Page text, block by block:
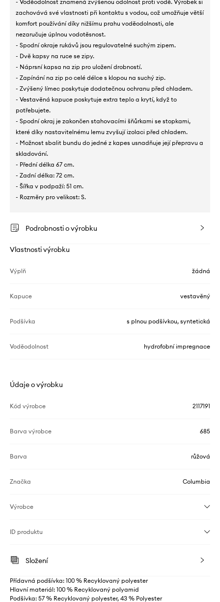
- Voděodolnost znamená zvýšenou odolnost proti vodě. Výrobek si
zachovává své vlastnosti při kontaktu s vodou, což umožňuje větší
komfort používání díky nižšímu prahu voděodolnosti, ale
nezaručuje úplnou vodotěsnost.
- Spodní okraje rukávů jsou regulovatelné suchým zipem.
- Dvě kapsy na ruce se zipy.
- Náprsní kapsa na zip pro uložení drobností.
- Zapínání na zip po celé délce s klopou na suchý zip.
- Zvýšený límec poskytuje dodatečnou ochranu před chladem.
- Vestavěná kapuce poskytuje extra teplo a krytí, když to
potřebujete.
- Spodní okraj je zakončen stahovacími šňůrkami se stopkami,
které díky nastavitelnému lemu zvyšují izolaci před chladem.
- Možnost sbalit bundu do jedné z kapes usnadňuje její přepravu a
skladování.
- Přední délka 67 cm.
- Zadní délka: 72 cm.
- Šířka v podpaží: 51 cm.
- Rozměry pro velikost: S.
Podrobnosti o výrobku
Vlastnosti výrobku
Výplň žádná
Kapuce vestavěný
Podšívka s plnou podšívkou, syntetická
Voděodolnost hydrofobní impregnace
Údaje o výrobku
Kód výrobce 2117191
Barva výrobce 685
Barva růžová
Značka Columbia
Výrobce
ID produktu
Složení
Přídavná podšívka: 100 % Recyklovaný polyester
Hlavní materiál: 100 % Recyklovaný polyamid
Podšívka: 57 % Recyklovaný polyester, 43 % Polyester